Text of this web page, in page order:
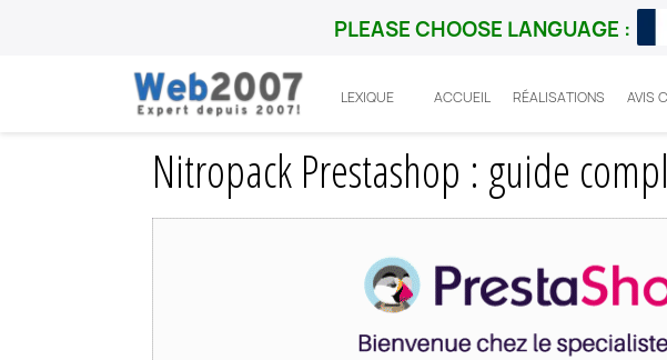
PLEASE CHOOSE LANGUAGE :
LEXIQUE ACCUEIL RÉALISATIONS AVIS
Accueil Prestashop
Nitropack Prestashop : guide